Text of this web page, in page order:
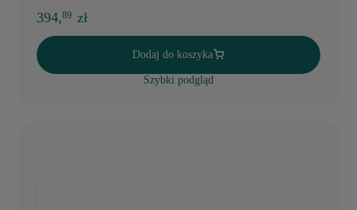
394,89 zł
Dodaj do koszyka
Szybki podgląd